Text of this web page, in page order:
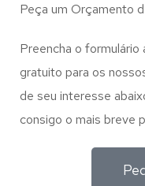
Peça um Orçamento
Preencha o
gratuito para os
de seu interesse
consigo o mais breve